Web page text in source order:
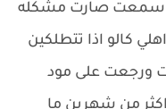
سمعت صارت مشكله
كالو اذا تتطلكين
ورجعت على مود
من شهرين ما